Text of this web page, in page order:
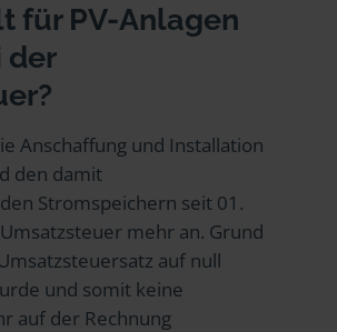
für PV-Anlagen
der
Anschaffung und Installation
den damit
Stromspeichern seit 01.
mehr an. Grund
auf null
und somit keine
auf der Rechnung